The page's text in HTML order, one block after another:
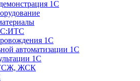
1С
1С
автоматизации 1С
1С
ЖСК